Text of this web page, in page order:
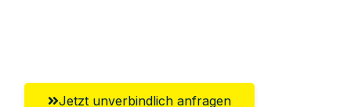
Jetzt unverbindlich anfragen